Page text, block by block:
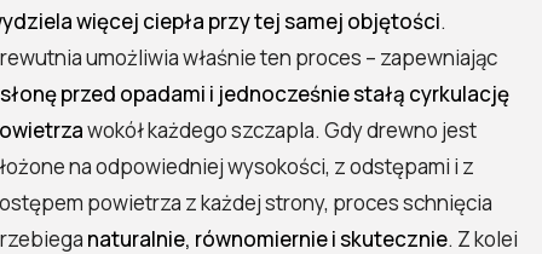
więcej ciepła przy tej samej objętości.
umożliwia właśnie ten proces – zapewniając
przed opadami i jednocześnie stałą cyrkulację
wokół każdego szczapla. Gdy drewno jest
na odpowiedniej wysokości, z odstępami i z
powietrza z każdej strony, proces schnięcia
naturalnie, równomiernie i skutecznie. Z kolei